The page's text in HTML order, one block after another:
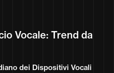
Vocale: Trend da
dei Dispositivi Vocali